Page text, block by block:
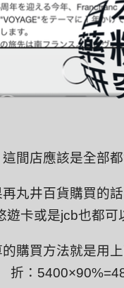
間店應該是全部都
丸井百貨購買的
遊卡或是jcb也都可
購買方法就是用
折：